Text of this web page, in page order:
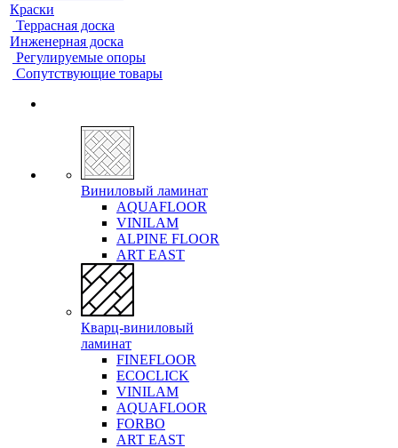
Краски
Террасная доска
Инженерная доска
Регулируемые опоры
Сопутствующие товары
Виниловый ламинат
AQUAFLOOR
VINILAM
ALPINE FLOOR
ART EAST
Кварц-виниловый
ламинат
FINEFLOOR
ECOCLICK
VINILAM
AQUAFLOOR
FORBO
ART EAST